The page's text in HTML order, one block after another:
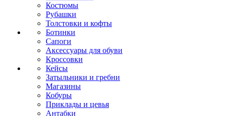
Костюмы
Рубашки
Толстовки и кофты
Ботинки
Сапоги
Аксессуары для обуви
Кроссовки
Кейсы
Затыльники и гребни
Магазины
Кобуры
Приклады и цевья
Антабки